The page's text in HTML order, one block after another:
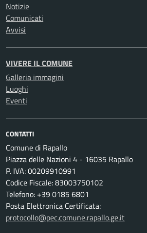
Notizie
Comunicati
Avvisi
VIVERE IL COMUNE
Galleria immagini
Luoghi
Eventi
CONTATTI
Comune di Rapallo
Piazza delle Nazioni 4 - 16035 Rapallo
P. IVA: 00209910991
Codice Fiscale: 83003750102
Telefono: +39 0185 6801
Posta Elettronica Certificata:
protocollo@pec.comune.rapallo.ge.it